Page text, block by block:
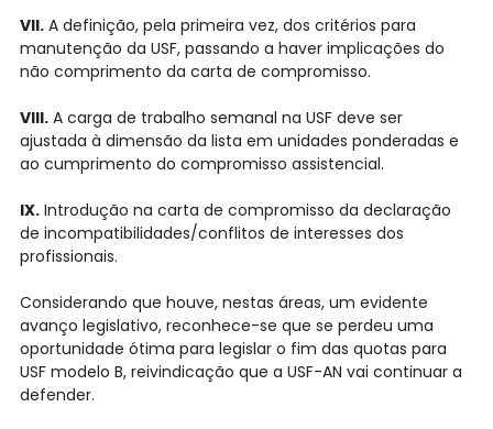
VII.A definição, pela primeira vez, dos critérios para
manutenção da USF, passando a haver implicações do
não comprimento da carta de compromisso.
VIII.A carga de trabalho semanal na USF deve ser
ajustada à dimensão da lista em unidades ponderadas e
ao cumprimento do compromisso assistencial.
IX.Introdução na carta de compromisso da declaração
de incompatibilidades/conflitos de interesses dos
profissionais.
Considerando que houve, nestas áreas, um evidente
avanço legislativo, reconhece-se que se perdeu uma
oportunidade ótima para legislar o fim das quotas para
USF modelo B, reivindicação que a USF-AN vai continuar a
defender.